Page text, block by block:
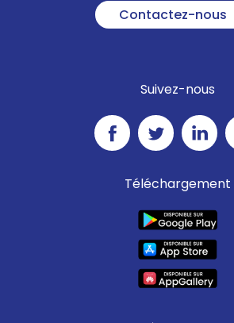
Contactez-nous
Suivez-nous
Téléchargement